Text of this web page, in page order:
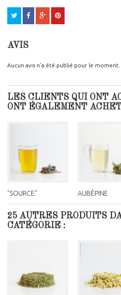
AVIS
Aucun avis n'a été publié pour le moment.
LES CLIENTS QUI ONT
ONT ÉGALEMENT
"SOURCE" AUBÉPINE
25 AUTRES PRODUITS
CATÉGORIE :